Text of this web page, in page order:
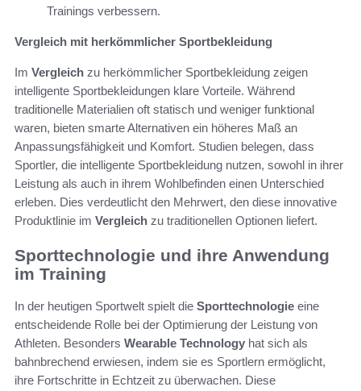
Trainings verbessern.
Vergleich mit herkömmlicher Sportbekleidung
Im Vergleich zu herkömmlicher Sportbekleidung zeigen
intelligente Sportbekleidungen klare Vorteile. Während
traditionelle Materialien oft statisch und weniger funktional
waren, bieten smarte Alternativen ein höheres Maß an
Anpassungsfähigkeit und Komfort. Studien belegen, dass
Sportler, die intelligente Sportbekleidung nutzen, sowohl in ihrer
Leistung als auch in ihrem Wohlbefinden einen Unterschied
erleben. Dies verdeutlicht den Mehrwert, den diese innovative
Produktlinie im Vergleich zu traditionellen Optionen liefert.
Sporttechnologie und ihre Anwendung
im Training
In der heutigen Sportwelt spielt die Sporttechnologie eine
entscheidende Rolle bei der Optimierung der Leistung von
Athleten. Besonders Wearable Technology hat sich als
bahnbrechend erwiesen, indem sie es Sportlern ermöglicht,
ihre Fortschritte in Echtzeit zu überwachen. Diese